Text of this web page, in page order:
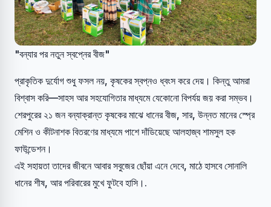
"বন্যার পর নতুন স্বপ্নের বীজ"
প্রাকৃতিক দুর্যোগ শুধু ফসল নয়, কৃষকের স্বপ্নও ধ্বংস করে দেয়। কিন্তু আমরা
বিশ্বাস করি—সাহস আর সহযোগিতার মাধ্যমে যেকোনো বিপর্যয় জয় করা সম্ভব।
শেরপুরের ২১ জন বন্যাক্রান্ত কৃষকের মাঝে ধানের বীজ, সার, উন্নত মানের স্প্রে
মেশিন ও কীটনাশক বিতরণের মাধ্যমে পাশে দাঁডিয়েছে আলহাজ্ব শামসুল হক
ফাউন্ডেশন।
এই সহায়তা তাদের জীবনে আবার সবুজের ছোঁয়া এনে দেবে, মাঠে হাসবে সোনালি
ধানের শীষ, আর পরিবারের মুখে ফুটবে হাসি।.